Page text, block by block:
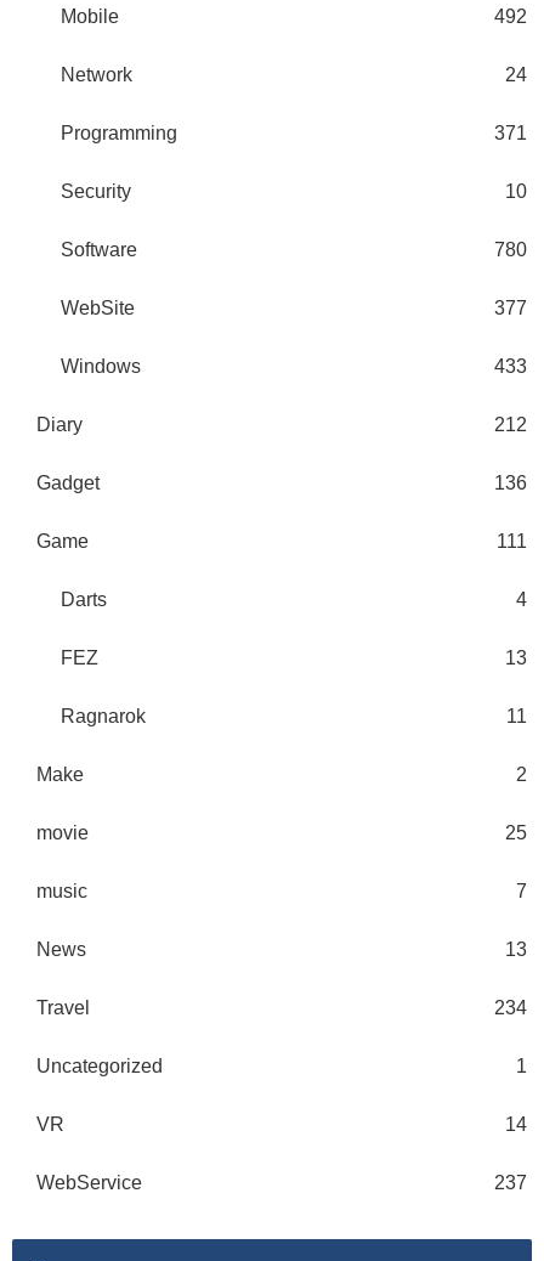
Mobile 492
Network 24
Programming 371
Security 10
Software 780
WebSite 377
Windows 433
Diary 212
Gadget 136
Game 111
Darts 4
FEZ 13
Ragnarok 11
Make 2
movie 25
music 7
News 13
Travel 234
Uncategorized 1
VR 14
WebService 237